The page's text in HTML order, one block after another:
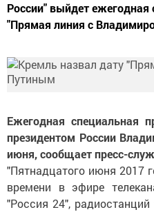
России" выйдет
"Прямая линия с
Ежегодная специальная
президентом России
июня, сообщает пресс-
"Пятнадцатого июня 2017
времени в эфире
"Россия 24",